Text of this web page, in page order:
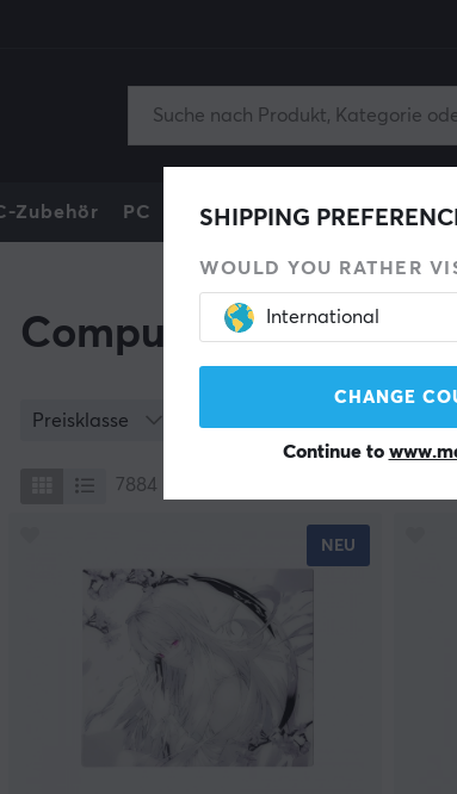
Zubehör PC Konsole Gaming-Stühle
SHIPPING
WOULD YOU RATHER
International
CHANGE
Continue to
Computerzubehör für
Preisklasse
7884
NEU